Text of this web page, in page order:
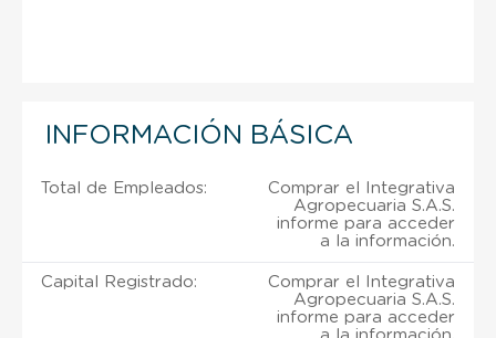
INFORMACIÓN BÁSICA
Total de Empleados:
Comprar el Integrativa
Agropecuaria S.A.S.
informe para acceder
a la información.
Capital Registrado:
Comprar el Integrativa
Agropecuaria S.A.S.
informe para acceder